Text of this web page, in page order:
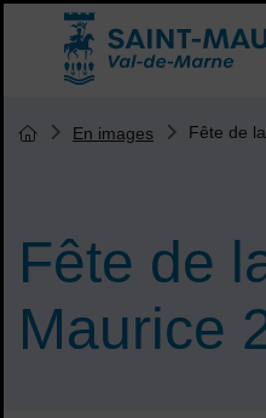
Menu de raccourcis
Accueil ville de Saint-Maurice
Fête de
Maurice
Vous êtes ici :
Page d'accueil du site
En images Fête de